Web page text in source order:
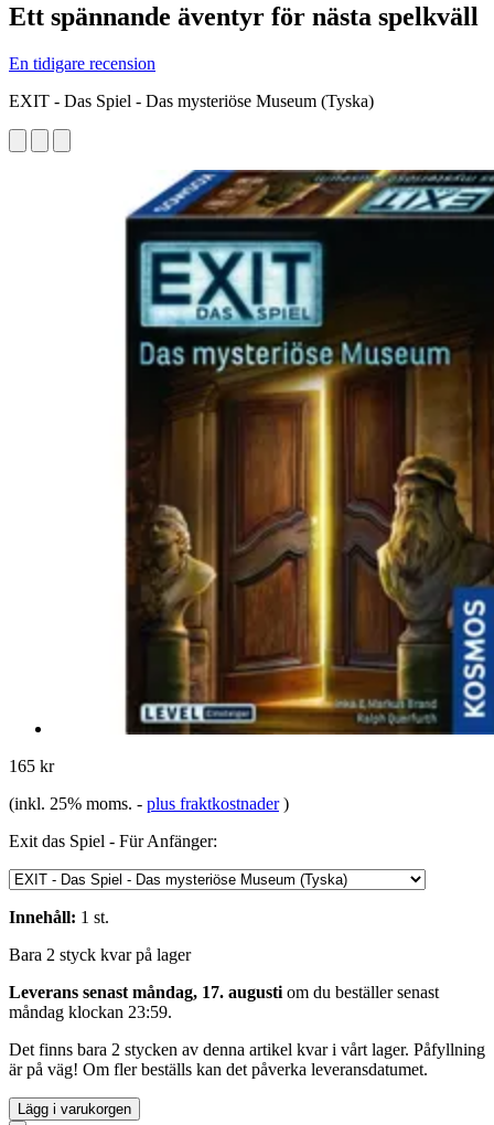
Ett spännande äventyr för nästa spelkväll
En tidigare recension
EXIT - Das Spiel - Das mysteriöse Museum (Tyska)
165 kr
(inkl. 25% moms. - plus fraktkostnader )
Exit das Spiel - Für Anfänger:
Innehåll: 1 st.
Bara 2 styck kvar på lager
Leverans senast måndag, 17. augusti om du beställer senast
måndag klockan 23:59.
Det finns bara 2 stycken av denna artikel kvar i vårt lager. Påfyllning
är på väg! Om fler beställs kan det påverka leveransdatumet.
Lägg i varukorgen